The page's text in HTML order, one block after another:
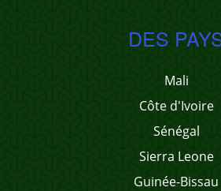
DES
Mali
Côte d'Ivoire
Sénégal
Sierra Leone
Guinée-Bissau